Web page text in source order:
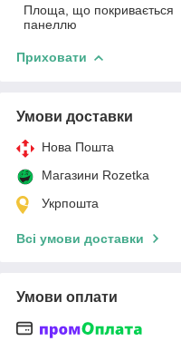
Площа, що покривається
панеллю
Приховати
Умови доставки
Нова Пошта
Магазини Rozetka
Укрпошта
Всі умови доставки
Умови оплати